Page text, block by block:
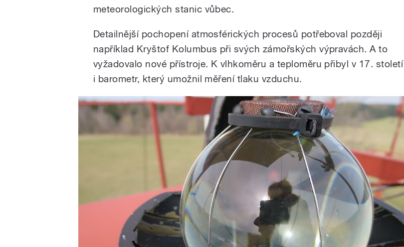
meteorologických stanic vůbec.
Detailnější pochopení atmosférických procesů potřeboval později
například Kryštof Kolumbus při svých zámořských výpravách. A to
vyžadovalo nové přístroje. K vlhkoměru a teploměru přibyl v 17. století
i barometr, který umožnil měření tlaku vzduchu.